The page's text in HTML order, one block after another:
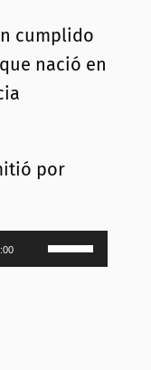
cumplido
nació en
por
Utiliza
las